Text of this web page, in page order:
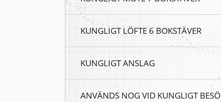
KUNGLIGT LÖFTE 6 BOKSTÄVER
KUNGLIGT ANSLAG
ANVÄNDS NOG VID KUNGLIGT